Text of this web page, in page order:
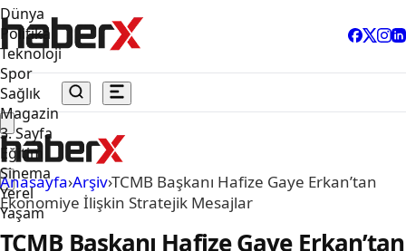
Dünya
Politika
Teknoloji
Spor
Sağlık
Magazin
3. Sayfa
Eğitim
Sinema
Yerel
Yaşam
Anasayfa›Arşiv›TCMB Başkanı Hafize Gaye Erkan’tan
Ekonomiye İlişkin Stratejik Mesajlar
TCMB Başkanı Hafize Gaye Erkan’tan